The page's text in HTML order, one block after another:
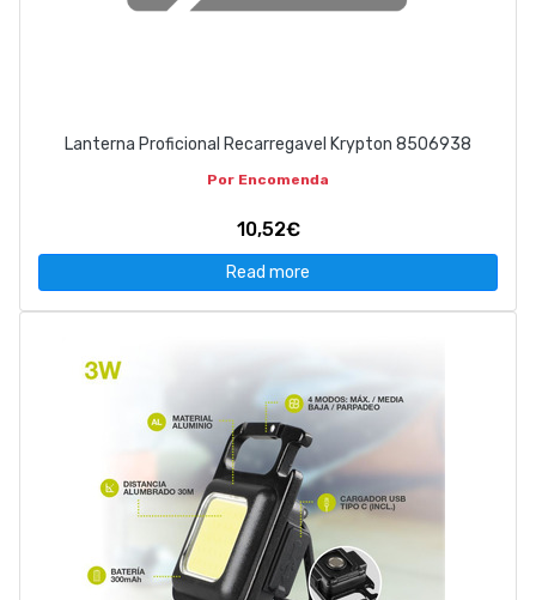
Lanterna Proficional Recarregavel Krypton 8506938
Por Encomenda
10,52€
Read more